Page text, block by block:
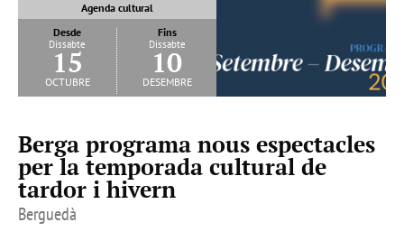
Agenda cultural
Desde
Dissabte
15
octubre
Fins
Dissabte
10
desembre
Berga programa nous espectacles
per la temporada cultural de
tardor i hivern
Berguedà